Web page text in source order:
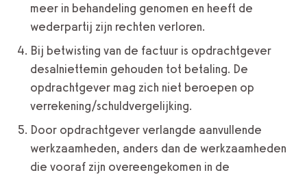
meer in behandeling genomen en heeft de
wederpartij zijn rechten verloren.
Bij betwisting van de factuur is opdrachtgever
desalniettemin gehouden tot betaling. De
opdrachtgever mag zich niet beroepen op
verrekening/schuldvergelijking.
Door opdrachtgever verlangde aanvullende
werkzaamheden, anders dan de werkzaamheden
die vooraf zijn overeengekomen in de